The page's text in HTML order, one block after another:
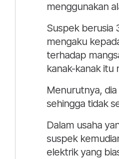
menggunakan
Suspek berusia
mengaku
terhadap
kanak-kanak itu
Menurutnya,
sehingga tidak
Dalam usaha
suspek
elektrik yang